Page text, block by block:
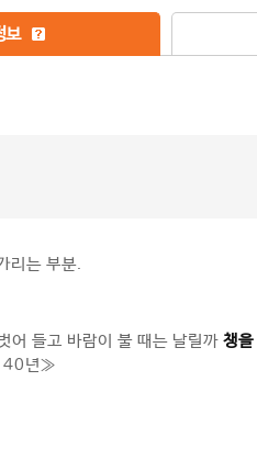
보
리는 부분.
어 들고 바람이 불 때는 날릴까 챙을
40년≫